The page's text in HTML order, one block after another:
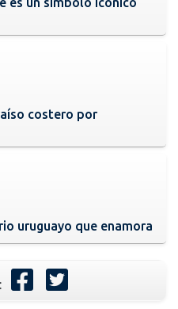
costero por
uruguayo que enamora